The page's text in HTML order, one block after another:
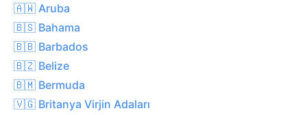
🇦🇼 Aruba
🇧🇸 Bahama
🇧🇧 Barbados
🇧🇿 Belize
🇧🇲 Bermuda
🇻🇬 Britanya Virjin Adaları